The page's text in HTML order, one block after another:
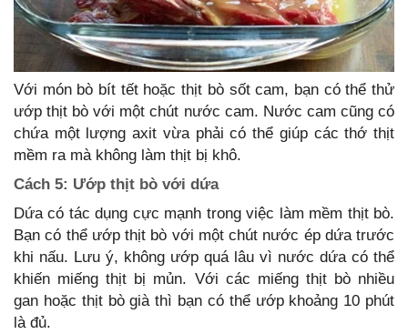
Với món bò bít tết hoặc thịt bò sốt cam, bạn có thể thử
ướp thịt bò với một chút nước cam. Nước cam cũng có
chứa một lượng axit vừa phải có thể giúp các thớ thịt
mềm ra mà không làm thịt bị khô.
Cách 5: Ướp thịt bò với dứa
Dứa có tác dụng cực mạnh trong việc làm mềm thịt bò.
Bạn có thể ướp thịt bò với một chút nước ép dứa trước
khi nấu. Lưu ý, không ướp quá lâu vì nước dứa có thể
khiến miếng thịt bị mủn. Với các miếng thịt bò nhiều
gan hoặc thịt bò già thì bạn có thể ướp khoảng 10 phút
là đủ.